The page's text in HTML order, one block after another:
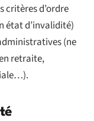
critères d’ordre
état d’invalidité)
(ne
retraite,